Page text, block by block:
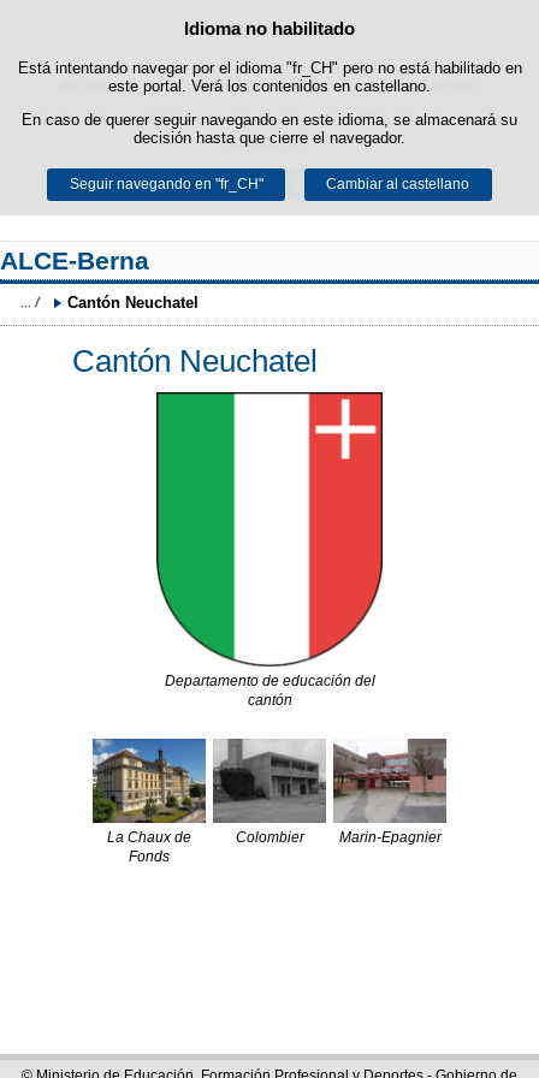
Política de cookies
Esta web utiliza cookies propias para facilitar la navegación y cookies
de terceros para obtener estadísticas de uso y satisfacción.
Puede obtener más información en el apartado "Cookies" de nuestro
aviso legal.
Aceptar Rechazar
Idioma no habilitado
Está intentando navegar por el idioma "fr_CH" pero no está habilitado en
este portal. Verá los contenidos en castellano.
En caso de querer seguir navegando en este idioma, se almacenará su
decisión hasta que cierre el navegador.
Seguir navegando en "fr_CH" Cambiar al castellano
Saltar al contenido
ALCE-Berna
Cantón Neuchatel
Cantón Neuchatel
Departamento de educación del
cantón
La Chaux de
Fonds
Colombier Marin-Epagnier